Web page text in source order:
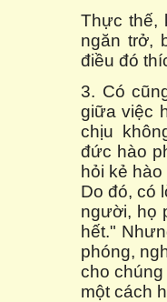
Thực thế,
ngăn trở,
điều đó
3. Có
giữa việc
chịu
đức hào
hỏi kẻ
Do đó, có
người, họ
hết."
phóng,
cho
một cách